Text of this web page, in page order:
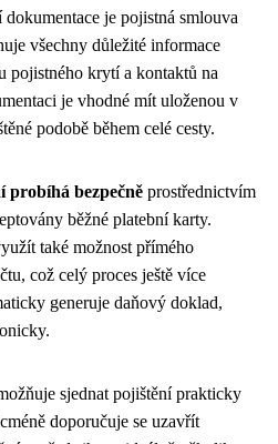
dokumentace je pojistná smlouva
všechny důležité informace
pojistného krytí a kontaktů na
je vhodné mít uloženou v
podobě během celé cesty.
probíhá bezpečně prostřednictvím
běžné platební karty.
také možnost přímého
což celý proces ještě více
generuje daňový doklad,
sjednat pojištění prakticky
doporučuje se uzavřít